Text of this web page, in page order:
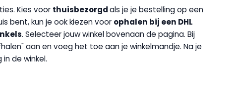
Kies voor thuisbezorgdals je je bestelling op een
bent, kun je ook kiezen voor ophalen bij een DHL
. Selecteer jouw winkel bovenaan de pagina. Bij
aan en voeg het toe aan je winkelmandje. Na je
de winkel.